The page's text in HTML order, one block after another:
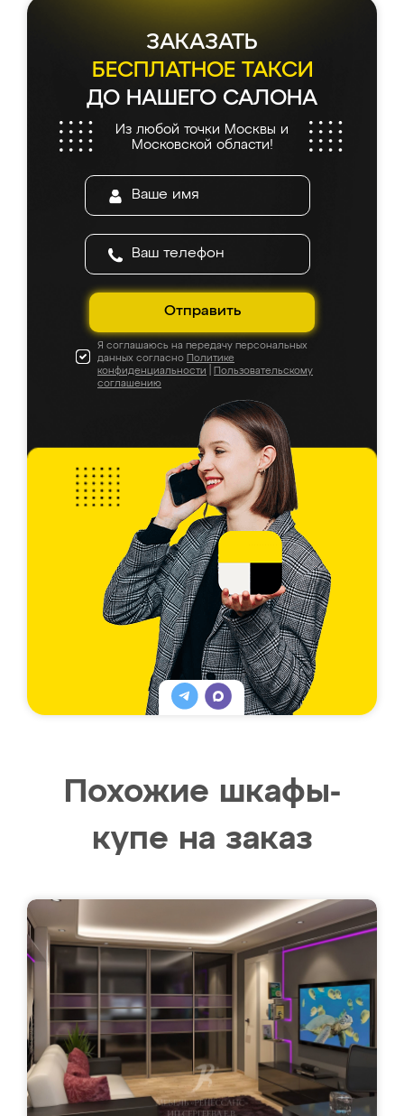
ЗАКАЗАТЬ
БЕСПЛАТНОЕ ТАКСИ
ДО НАШЕГО САЛОНА
Из любой точки Москвы и
Московской области!
Отправить
Я соглашаюсь на передачу персональных
данных согласно Политике
конфиденциальности
Пользовательскому
соглашению
Похожие шкафы-
купе на заказ